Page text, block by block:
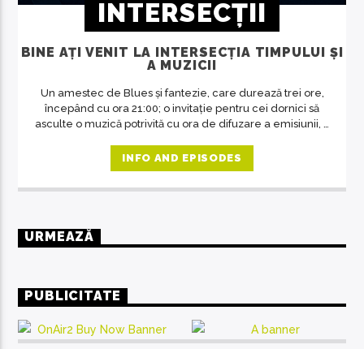
INTERSECȚII
BINE AȚI VENIT LA INTERSECȚIA TIMPULUI ȘI
A MUZICII
Un amestec de Blues și fantezie, care durează trei ore,
începând cu ora 21:00; o invitație pentru cei dornici să
asculte o muzică potrivită cu ora de difuzare a emisiunii, o
oameni în special. O emisiune unde răsună doar muzica
deosebită, care se adresează celor predispuși spre
filosofie, indiferent de vârstă.
INFO AND EPISODES
URMEAZĂ
PUBLICITATE